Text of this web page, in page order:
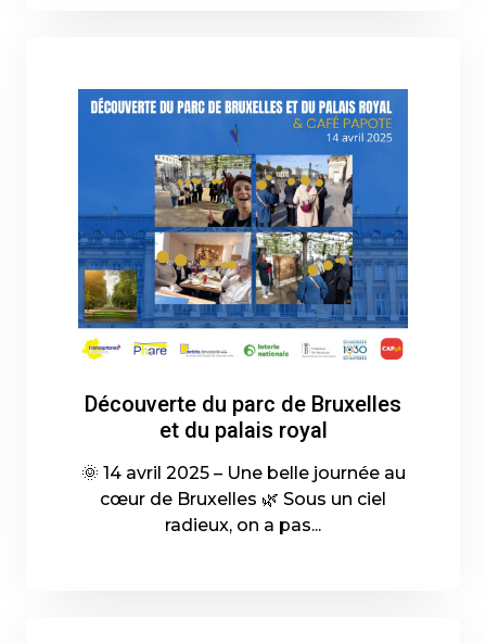
Découverte du parc de Bruxelles
et du palais royal
🌞 14 avril 2025 – Une belle journée au
cœur de Bruxelles 🌿 Sous un ciel
radieux, on a pas...